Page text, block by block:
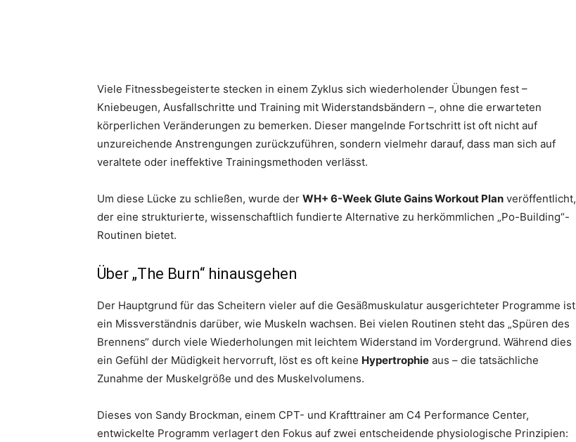
Viele Fitnessbegeisterte stecken in einem Zyklus sich wiederholender Übungen fest –
Kniebeugen, Ausfallschritte und Training mit Widerstandsbändern –, ohne die erwarteten
körperlichen Veränderungen zu bemerken. Dieser mangelnde Fortschritt ist oft nicht auf
unzureichende Anstrengungen zurückzuführen, sondern vielmehr darauf, dass man sich auf
veraltete oder ineffektive Trainingsmethoden verlässt.
Um diese Lücke zu schließen, wurde der WH+ 6-Week Glute Gains Workout Plan veröffentlicht,
der eine strukturierte, wissenschaftlich fundierte Alternative zu herkömmlichen „Po-Building“-
Routinen bietet.
Über „The Burn“ hinausgehen
Der Hauptgrund für das Scheitern vieler auf die Gesäßmuskulatur ausgerichteter Programme ist
ein Missverständnis darüber, wie Muskeln wachsen. Bei vielen Routinen steht das „Spüren des
Brennens“ durch viele Wiederholungen mit leichtem Widerstand im Vordergrund. Während dies
ein Gefühl der Müdigkeit hervorruft, löst es oft keine Hypertrophie aus – die tatsächliche
Zunahme der Muskelgröße und des Muskelvolumens.
Dieses von Sandy Brockman, einem CPT- und Krafttrainer am C4 Performance Center,
entwickelte Programm verlagert den Fokus auf zwei entscheidende physiologische Prinzipien: